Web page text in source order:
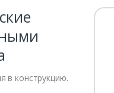
в конструкцию.